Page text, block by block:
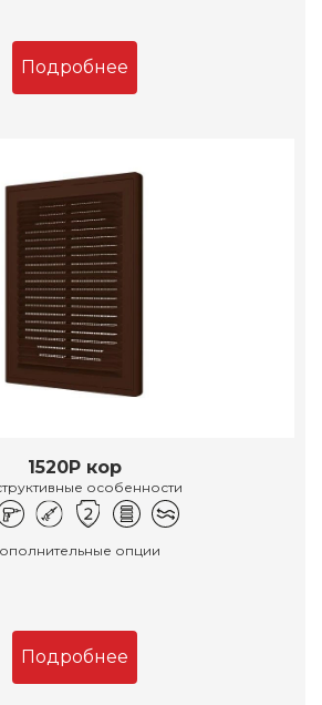
Подробнее
1520Р кор
особенности
опции
Подробнее